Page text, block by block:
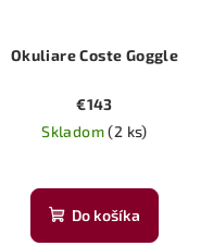
Okuliare Coste Goggle
€143
Skladom(2 ks)
hodnotenie
produktu
Do košíka